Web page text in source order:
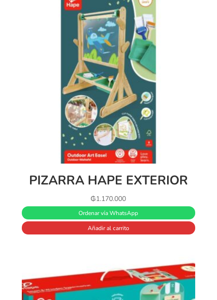
PIZARRA HAPE EXTERIOR
₲1.170.000
Ordenar vía WhatsApp
Añadir al carrito